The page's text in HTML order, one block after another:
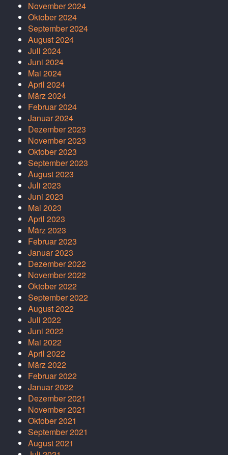
November 2024
Oktober 2024
September 2024
August 2024
Juli 2024
Juni 2024
Mai 2024
April 2024
März 2024
Februar 2024
Januar 2024
Dezember 2023
November 2023
Oktober 2023
September 2023
August 2023
Juli 2023
Juni 2023
Mai 2023
April 2023
März 2023
Februar 2023
Januar 2023
Dezember 2022
November 2022
Oktober 2022
September 2022
August 2022
Juli 2022
Juni 2022
Mai 2022
April 2022
März 2022
Februar 2022
Januar 2022
Dezember 2021
November 2021
Oktober 2021
September 2021
August 2021